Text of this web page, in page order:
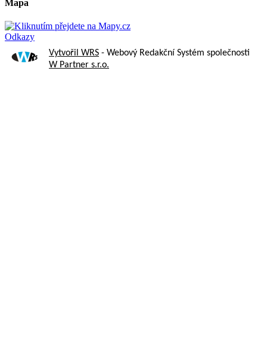
Mapa
Odkazy
Vytvořil WRS - Webový Redakční Systém společnosti
W Partner s.r.o.